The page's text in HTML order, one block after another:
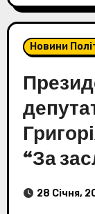
Новини
“За
28 Січня,